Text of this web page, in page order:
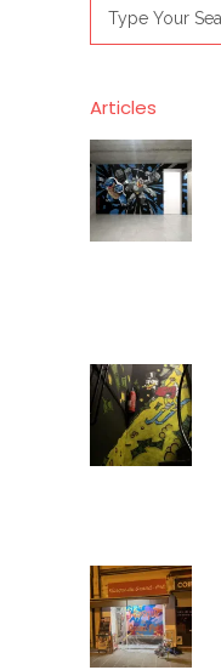
for:
Articles